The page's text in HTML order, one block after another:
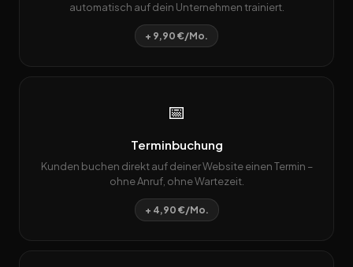
automatisch auf dein Unternehmen trainiert.
+ 9,90 €/Mo.
📅
Terminbuchung
Kunden buchen direkt auf deiner Website einen Termin –
ohne Anruf, ohne Wartezeit.
+ 4,90 €/Mo.